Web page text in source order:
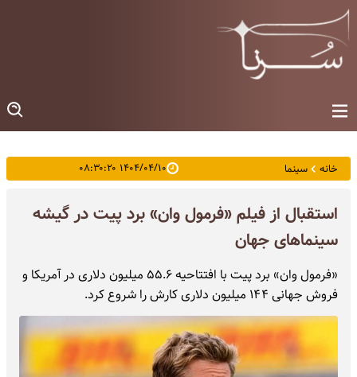
خانه سینما ۱۴۰۴/۰۴/۱۰ ۰۸:۳۰:۲۰
استقبال از فیلم «فرمول وان» برد پیت در گیشه
سینماهای جهان
«فرمول وان» برد پیت با افتتاحیه ۵۵.۶ میلیون دلاری در آمریکا و
فروش جهانی ۱۴۴ میلیون دلاری کارش را شروع کرد.